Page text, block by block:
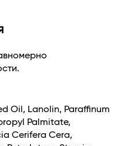
бальзам.Губная
глянцевой
и
Перламутровая
повседневного
Oil, Lanolin, Paraffinum
Palmitate,
Cerifera Cera,